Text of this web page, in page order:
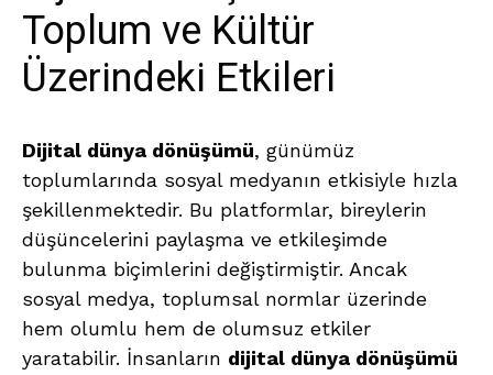
Toplum ve Kültür
Üzerindeki Etkileri
Dijital dünya dönüşümü, günümüz
toplumlarında sosyal medyanın etkisiyle hızla
şekillenmektedir. Bu platformlar, bireylerin
düşüncelerini paylaşma ve etkileşimde
bulunma biçimlerini değiştirmiştir. Ancak
sosyal medya, toplumsal normlar üzerinde
hem olumlu hem de olumsuz etkiler
yaratabilir. İnsanların dijital dünya dönüşümü